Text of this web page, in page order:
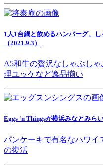
1人1台鍋と飲めるハンバーグ、
（2021.9.3）
A5和牛の贅沢なしゃぶし
理ユッケなど逸品揃い
Eggs 'n Thingsが横浜みなとみら
パンケーキで有名なハワイ
の復活